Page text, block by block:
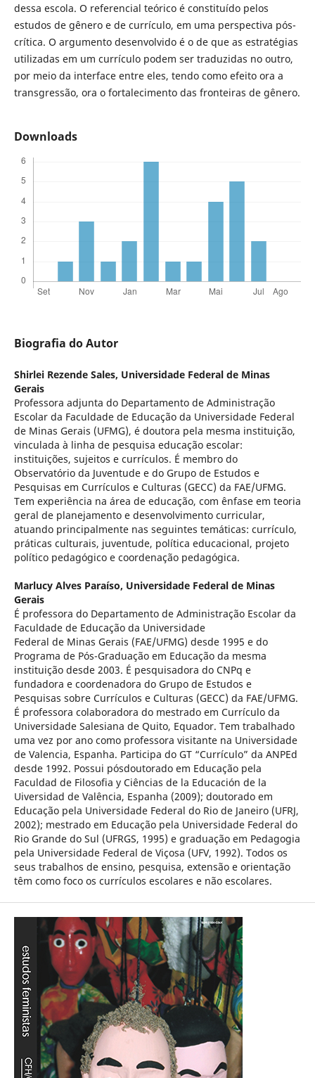
dessa escola. O referencial teórico é constituído pelos
estudos de gênero e de currículo, em uma perspectiva pós-
crítica. O argumento desenvolvido é o de que as estratégias
utilizadas em um currículo podem ser traduzidas no outro,
por meio da interface entre eles, tendo como efeito ora a
transgressão, ora o fortalecimento das fronteiras de gênero.
Downloads
Biografia do Autor
Shirlei Rezende Sales, Universidade Federal de Minas
Gerais
Professora adjunta do Departamento de Administração
Escolar da Faculdade de Educação da Universidade Federal
de Minas Gerais (UFMG), é doutora pela mesma instituição,
vinculada à linha de pesquisa educação escolar:
instituições, sujeitos e currículos. É membro do
Observatório da Juventude e do Grupo de Estudos e
Pesquisas em Currículos e Culturas (GECC) da FAE/UFMG.
Tem experiência na área de educação, com ênfase em teoria
geral de planejamento e desenvolvimento curricular,
atuando principalmente nas seguintes temáticas: currículo,
práticas culturais, juventude, política educacional, projeto
político pedagógico e coordenação pedagógica.
Marlucy Alves Paraíso, Universidade Federal de Minas
Gerais
É professora do Departamento de Administração Escolar da
Faculdade de Educação da Universidade
Federal de Minas Gerais (FAE/UFMG) desde 1995 e do
Programa de Pós-Graduação em Educação da mesma
instituição desde 2003. É pesquisadora do CNPq e
fundadora e coordenadora do Grupo de Estudos e
Pesquisas sobre Currículos e Culturas (GECC) da FAE/UFMG.
É professora colaboradora do mestrado em Currículo da
Universidade Salesiana de Quito, Equador. Tem trabalhado
uma vez por ano como professora visitante na Universidade
de Valencia, Espanha. Participa do GT “Currículo” da ANPEd
desde 1992. Possui pósdoutorado em Educação pela
Faculdad de Filosofia y Ciências de la Educación de la
Uiversidad de Valência, Espanha (2009); doutorado em
Educação pela Universidade Federal do Rio de Janeiro (UFRJ,
2002); mestrado em Educação pela Universidade Federal do
Rio Grande do Sul (UFRGS, 1995) e graduação em Pedagogia
pela Universidade Federal de Viçosa (UFV, 1992). Todos os
seus trabalhos de ensino, pesquisa, extensão e orientação
têm como foco os currículos escolares e não escolares.